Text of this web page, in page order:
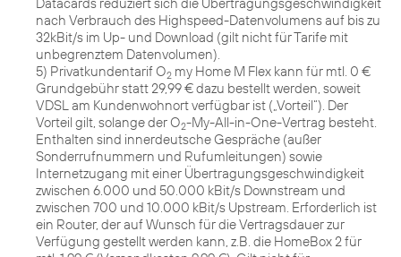
nach Verbrauch des Highspeed-Datenvolumens auf bis zu
32kBit/s im Up- und Download (gilt nicht für Tarife mit
unbegrenztem Datenvolumen).
5) Privatkundentarif O2 my Home M Flex kann für mtl. 0 €
Grundgebühr statt 29,99 € dazu bestellt werden, soweit
VDSL am Kundenwohnort verfügbar ist („Vorteil“). Der
Vorteil gilt, solange der O2-My-All-in-One-Vertrag besteht.
Enthalten sind innerdeutsche Gespräche (außer
Sonderrufnummern und Rufumleitungen) sowie
Internetzugang mit einer Übertragungsgeschwindigkeit
zwischen 6.000 und 50.000 kBit/s Downstream und
zwischen 700 und 10.000 kBit/s Upstream. Erforderlich ist
ein Router, der auf Wunsch für die Vertragsdauer zur
Verfügung gestellt werden kann, z.B. die HomeBox 2 für